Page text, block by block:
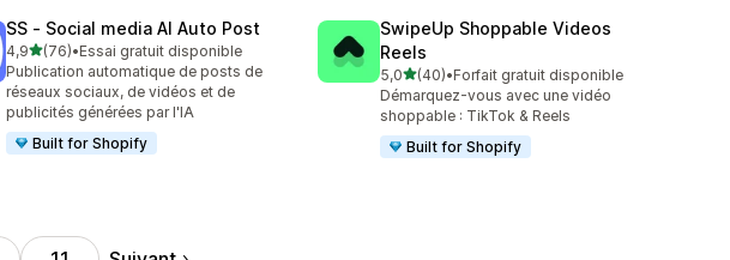
SS ‑ Social media AI Auto Post
4,9étoile(s) sur 5
(76)
76 avis au total
•Essai gratuit disponible
Publication automatique de posts de
réseaux sociaux, de vidéos et de
publicités générées par l'IA
Built for Shopify
SwipeUp Shoppable Videos
Reels
5,0étoile(s) sur 5
(40)
40 avis au total
•Forfait gratuit disponible
Démarquez-vous avec une vidéo
shoppable : TikTok & Reels
Built for Shopify